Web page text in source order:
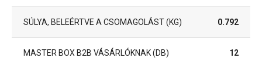
SÚLYA, BELEÉRTVE A CSOMAGOLÁST (KG) 0.792
MASTER BOX B2B VÁSÁRLÓKNAK (DB) 12